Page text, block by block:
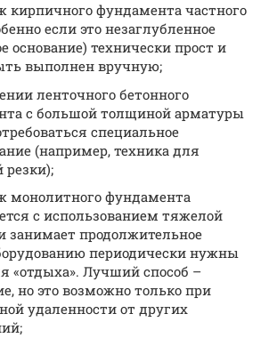
кирпичного фундамента частного
если это незаглубленное
основание) технически прост и
выполнен вручную;
ленточного бетонного
с большой толщиной арматуры
специальное
(например, техника для
резки);
монолитного фундамента
с использованием тяжелой
занимает продолжительное
периодически нужны
«отдыха». Лучший способ –
но это возможно только при
удаленности от других